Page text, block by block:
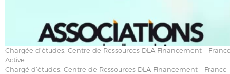
Chargée d’études, Centre de Ressources DLA Financement –
Active
Chargé d’études, Centre de Ressources DLA Financement – France